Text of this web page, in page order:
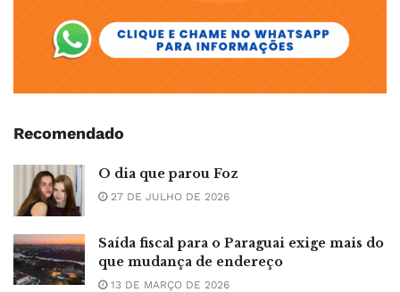
Recomendado
O dia que parou Foz
27 DE JULHO DE 2026
Saída fiscal para o Paraguai exige mais do
que mudança de endereço
13 DE MARÇO DE 2026